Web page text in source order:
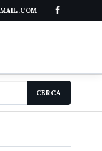
CERCA